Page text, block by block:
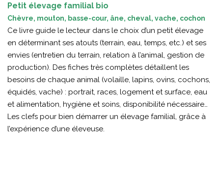
Petit élevage familial bio
Chèvre, mouton, basse-cour, âne, cheval, vache, cochon
Ce livre guide le lecteur dans le choix d’un petit élevage
en déterminant ses atouts (terrain, eau, temps, etc.) et ses
envies (entretien du terrain, relation à l’animal, gestion de
production). Des fiches très complètes détaillent les
besoins de chaque animal (volaille, lapins, ovins, cochons,
équidés, vache) : portrait, races, logement et surface, eau
et alimentation, hygiène et soins, disponibilité nécessaire…
Les clefs pour bien démarrer un élevage familial, grâce à
l’expérience d’une éleveuse.